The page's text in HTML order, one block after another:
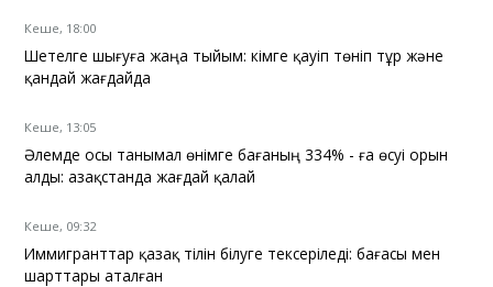
Кеше, 18:00
Шетелге шығуға жаңа тыйым: кімге қауіп төніп тұр және
қандай жағдайда
Кеше, 13:05
Әлемде осы танымал өнімге бағаның 334% - ға өсуі орын
алды: Қазақстанда жағдай қалай
Кеше, 09:32
Иммигранттар қазақ тілін білуге тексеріледі: бағасы мен
шарттары аталған